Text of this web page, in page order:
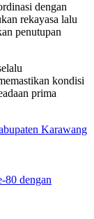
dengan
rekayasa lalu
penutupan
kondisi
prima
Karawang
80 dengan